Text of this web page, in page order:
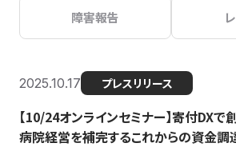
障害報告
2025.10.17 プレスリリース
【10/24オンラインセミナー】寄付DXで
病院経営を補完するこれからの資金調